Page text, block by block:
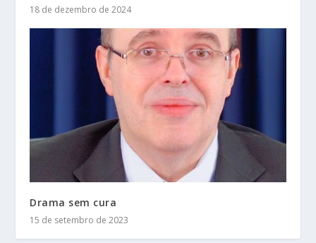
18 de dezembro de 2024
Drama sem cura
15 de setembro de 2023